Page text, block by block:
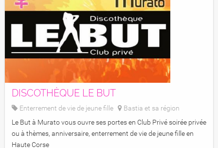
Discothèque Le But
DISCOTHÈQUE LE BUT
Enterrement de vie de jeune fille
Bastia et sa région
Le But à Murato vous ouvre ses portes en Club Privé soirée privée
ou à thèmes, anniversaire, enterrement de vie de jeune fille en
Haute Corse